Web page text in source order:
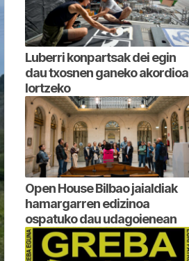
Luberri konpartsak dei egin
dau txosnen ganeko akordioa
lortzeko
Open House Bilbao jaialdiak
hamargarren edizinoa
ospatuko dau udagoienean